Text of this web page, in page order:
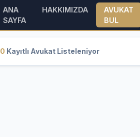
ANA
SAYFA
HAKKIMIZDA
AVUKAT
BUL
0 Kayıtlı Avukat Listeleniyor